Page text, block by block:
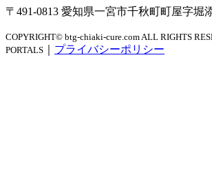
〒491-0813 愛知県一宮市千秋町町屋字堀
COPYRIGHT© btg-chiaki-cure.com ALL RIGHTS
PORTALS
プライバシーポリシー